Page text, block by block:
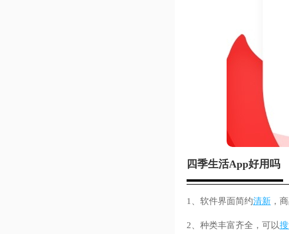
四季生活App好用吗
1、软件界面简约清新 ，
2、种类丰富齐全，可以